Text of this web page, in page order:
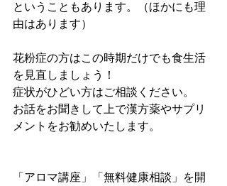
ということもあります。（ほかにも理
由はあります）
花粉症の方はこの時期だけでも食生活
を見直しましょう！
症状がひどい方はご相談ください。
お話をお聞きして上で漢方薬やサプリ
メントをお勧めいたします。
「アロマ講座」「無料健康相談」を開